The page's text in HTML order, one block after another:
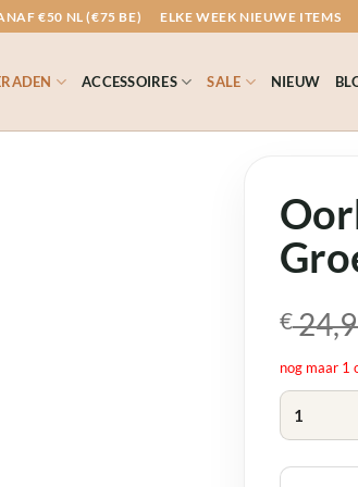
€50 NL (€75 BE) ELKE WEEK NIEUWE ITEMS
ACCESSOIRES SALE NIEUW
€
was:
€
is:
€ 9,98.
nog maar 1
Oorknop